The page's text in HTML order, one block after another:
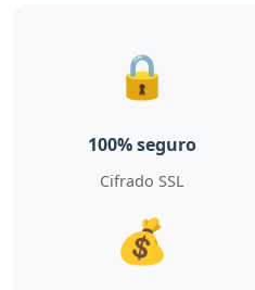
🔒
100% seguro
Cifrado SSL
💰